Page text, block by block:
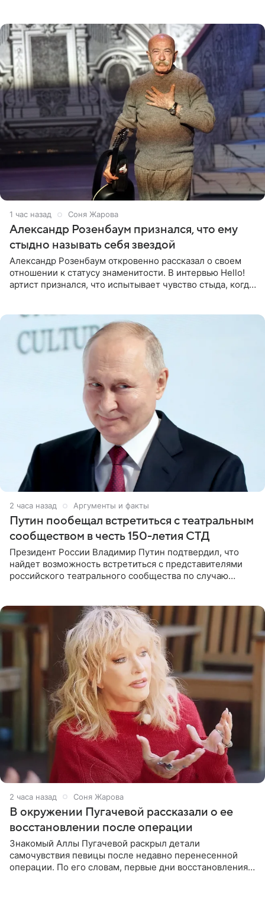
1 час назад Соня Жарова
Александр Розенбаум признался, что ему
стыдно называть себя звездой
Александр Розенбаум откровенно рассказал о своем
отношении к статусу знаменитости. В интервью Hello!
артист признался, что испытывает чувство стыда, когда
2 часа назад Аргументы и факты
Путин пообещал встретиться с театральным
сообществом в честь 150-летия СТД
Президент России Владимир Путин подтвердил, что
найдет возможность встретиться с представителями
российского театрального сообщества по случаю
2 часа назад Соня Жарова
В окружении Пугачевой рассказали о ее
восстановлении после операции
Знакомый Аллы Пугачевой раскрыл детали
самочувствия певицы после недавно перенесенной
операции. По его словам, первые дни восстановления